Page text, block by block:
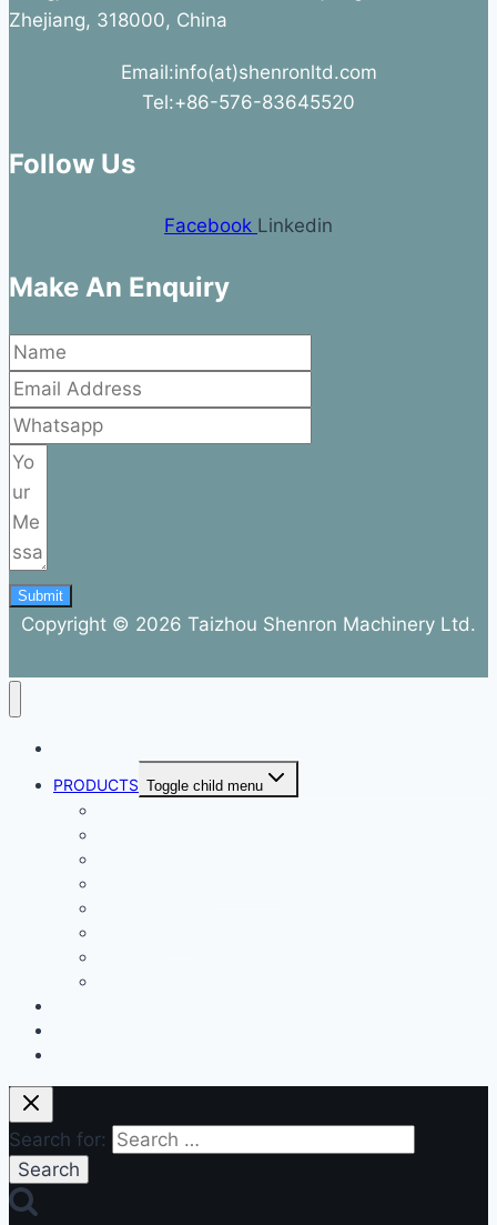
Zhejiang, 318000, China
Email:info(at)shenronltd.com
Tel:+86-576-83645520
Follow Us
Facebook Linkedin
Make An Enquiry
Submit
Copyright © 2026 Taizhou Shenron Machinery Ltd.
PRODUCTS Toggle child menu
Search for: